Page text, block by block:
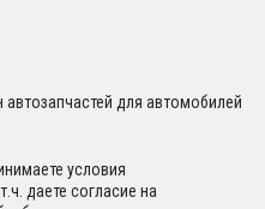
для автомобилей
условия
даете согласие на